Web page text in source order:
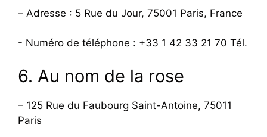
– Adresse : 5 Rue du Jour, 75001 Paris, France
- Numéro de téléphone : +33 1 42 33 21 70 Tél.
6. Au nom de la rose
– 125 Rue du Faubourg Saint-Antoine, 75011
Paris